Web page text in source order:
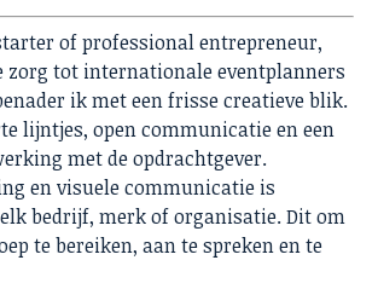
of professional entrepreneur,
zorg tot internationale eventplanners
ik met een frisse creatieve blik.
lijntjes, open communicatie en een
met de opdrachtgever.
en visuele communicatie is
bedrijf, merk of organisatie. Dit om
te bereiken, aan te spreken en te